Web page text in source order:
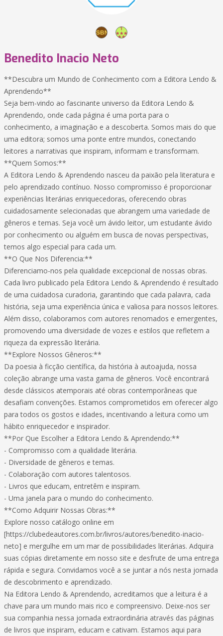
Benedito Inacio Neto
**Descubra um Mundo de Conhecimento com a Editora Lendo &
Aprendendo**
Seja bem-vindo ao fascinante universo da Editora Lendo &
Aprendendo, onde cada página é uma porta para o
conhecimento, a imaginação e a descoberta. Somos mais do que
uma editora; somos uma ponte entre mundos, conectando
leitores a narrativas que inspiram, informam e transformam.
**Quem Somos:**
A Editora Lendo & Aprendendo nasceu da paixão pela literatura e
pelo aprendizado contínuo. Nosso compromisso é proporcionar
experiências literárias enriquecedoras, oferecendo obras
cuidadosamente selecionadas que abrangem uma variedade de
gêneros e temas. Seja você um ávido leitor, um estudante ávido
por conhecimento ou alguém em busca de novas perspectivas,
temos algo especial para cada um.
**O Que Nos Diferencia:**
Diferenciamo-nos pela qualidade excepcional de nossas obras.
Cada livro publicado pela Editora Lendo & Aprendendo é resultado
de uma cuidadosa curadoria, garantindo que cada palavra, cada
história, seja uma experiência única e valiosa para nossos leitores.
Além disso, colaboramos com autores renomados e emergentes,
promovendo uma diversidade de vozes e estilos que refletem a
riqueza da expressão literária.
**Explore Nossos Gêneros:**
Da poesia à ficção científica, da história à autoajuda, nossa
coleção abrange uma vasta gama de gêneros. Você encontrará
desde clássicos atemporais até obras contemporâneas que
desafiam convenções. Estamos comprometidos em oferecer algo
para todos os gostos e idades, incentivando a leitura como um
hábito enriquecedor e inspirador.
**Por Que Escolher a Editora Lendo & Aprendendo:**
- Compromisso com a qualidade literária.
- Diversidade de gêneros e temas.
- Colaboração com autores talentosos.
- Livros que educam, entretêm e inspiram.
- Uma janela para o mundo do conhecimento.
**Como Adquirir Nossas Obras:**
Explore nosso catálogo online em
[https://clubedeautores.com.br/livros/autores/benedito-inacio-
neto] e mergulhe em um mar de possibilidades literárias. Adquira
suas cópias diretamente em nosso site e desfrute de uma entrega
rápida e segura. Convidamos você a se juntar a nós nesta jornada
de descobrimento e aprendizado.
Na Editora Lendo & Aprendendo, acreditamos que a leitura é a
chave para um mundo mais rico e compreensivo. Deixe-nos ser
sua companhia nessa jornada extraordinária através das páginas
de livros que inspiram, educam e cativam. Estamos aqui para